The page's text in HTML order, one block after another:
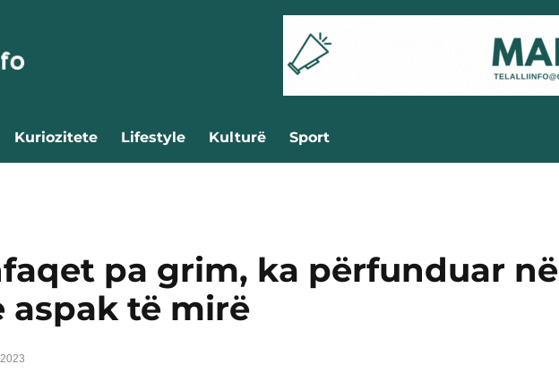
Kuriozitete Lifestyle Kulturë Sport
pa grim, ka përfunduar në
aspak të mirë